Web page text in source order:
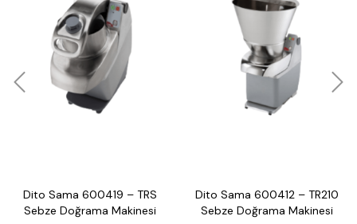
Dito Sama 600419 – TRS
Sebze Doğrama Makinesi
Dito Sama 600412 – TR210
Sebze Doğrama Makinesi